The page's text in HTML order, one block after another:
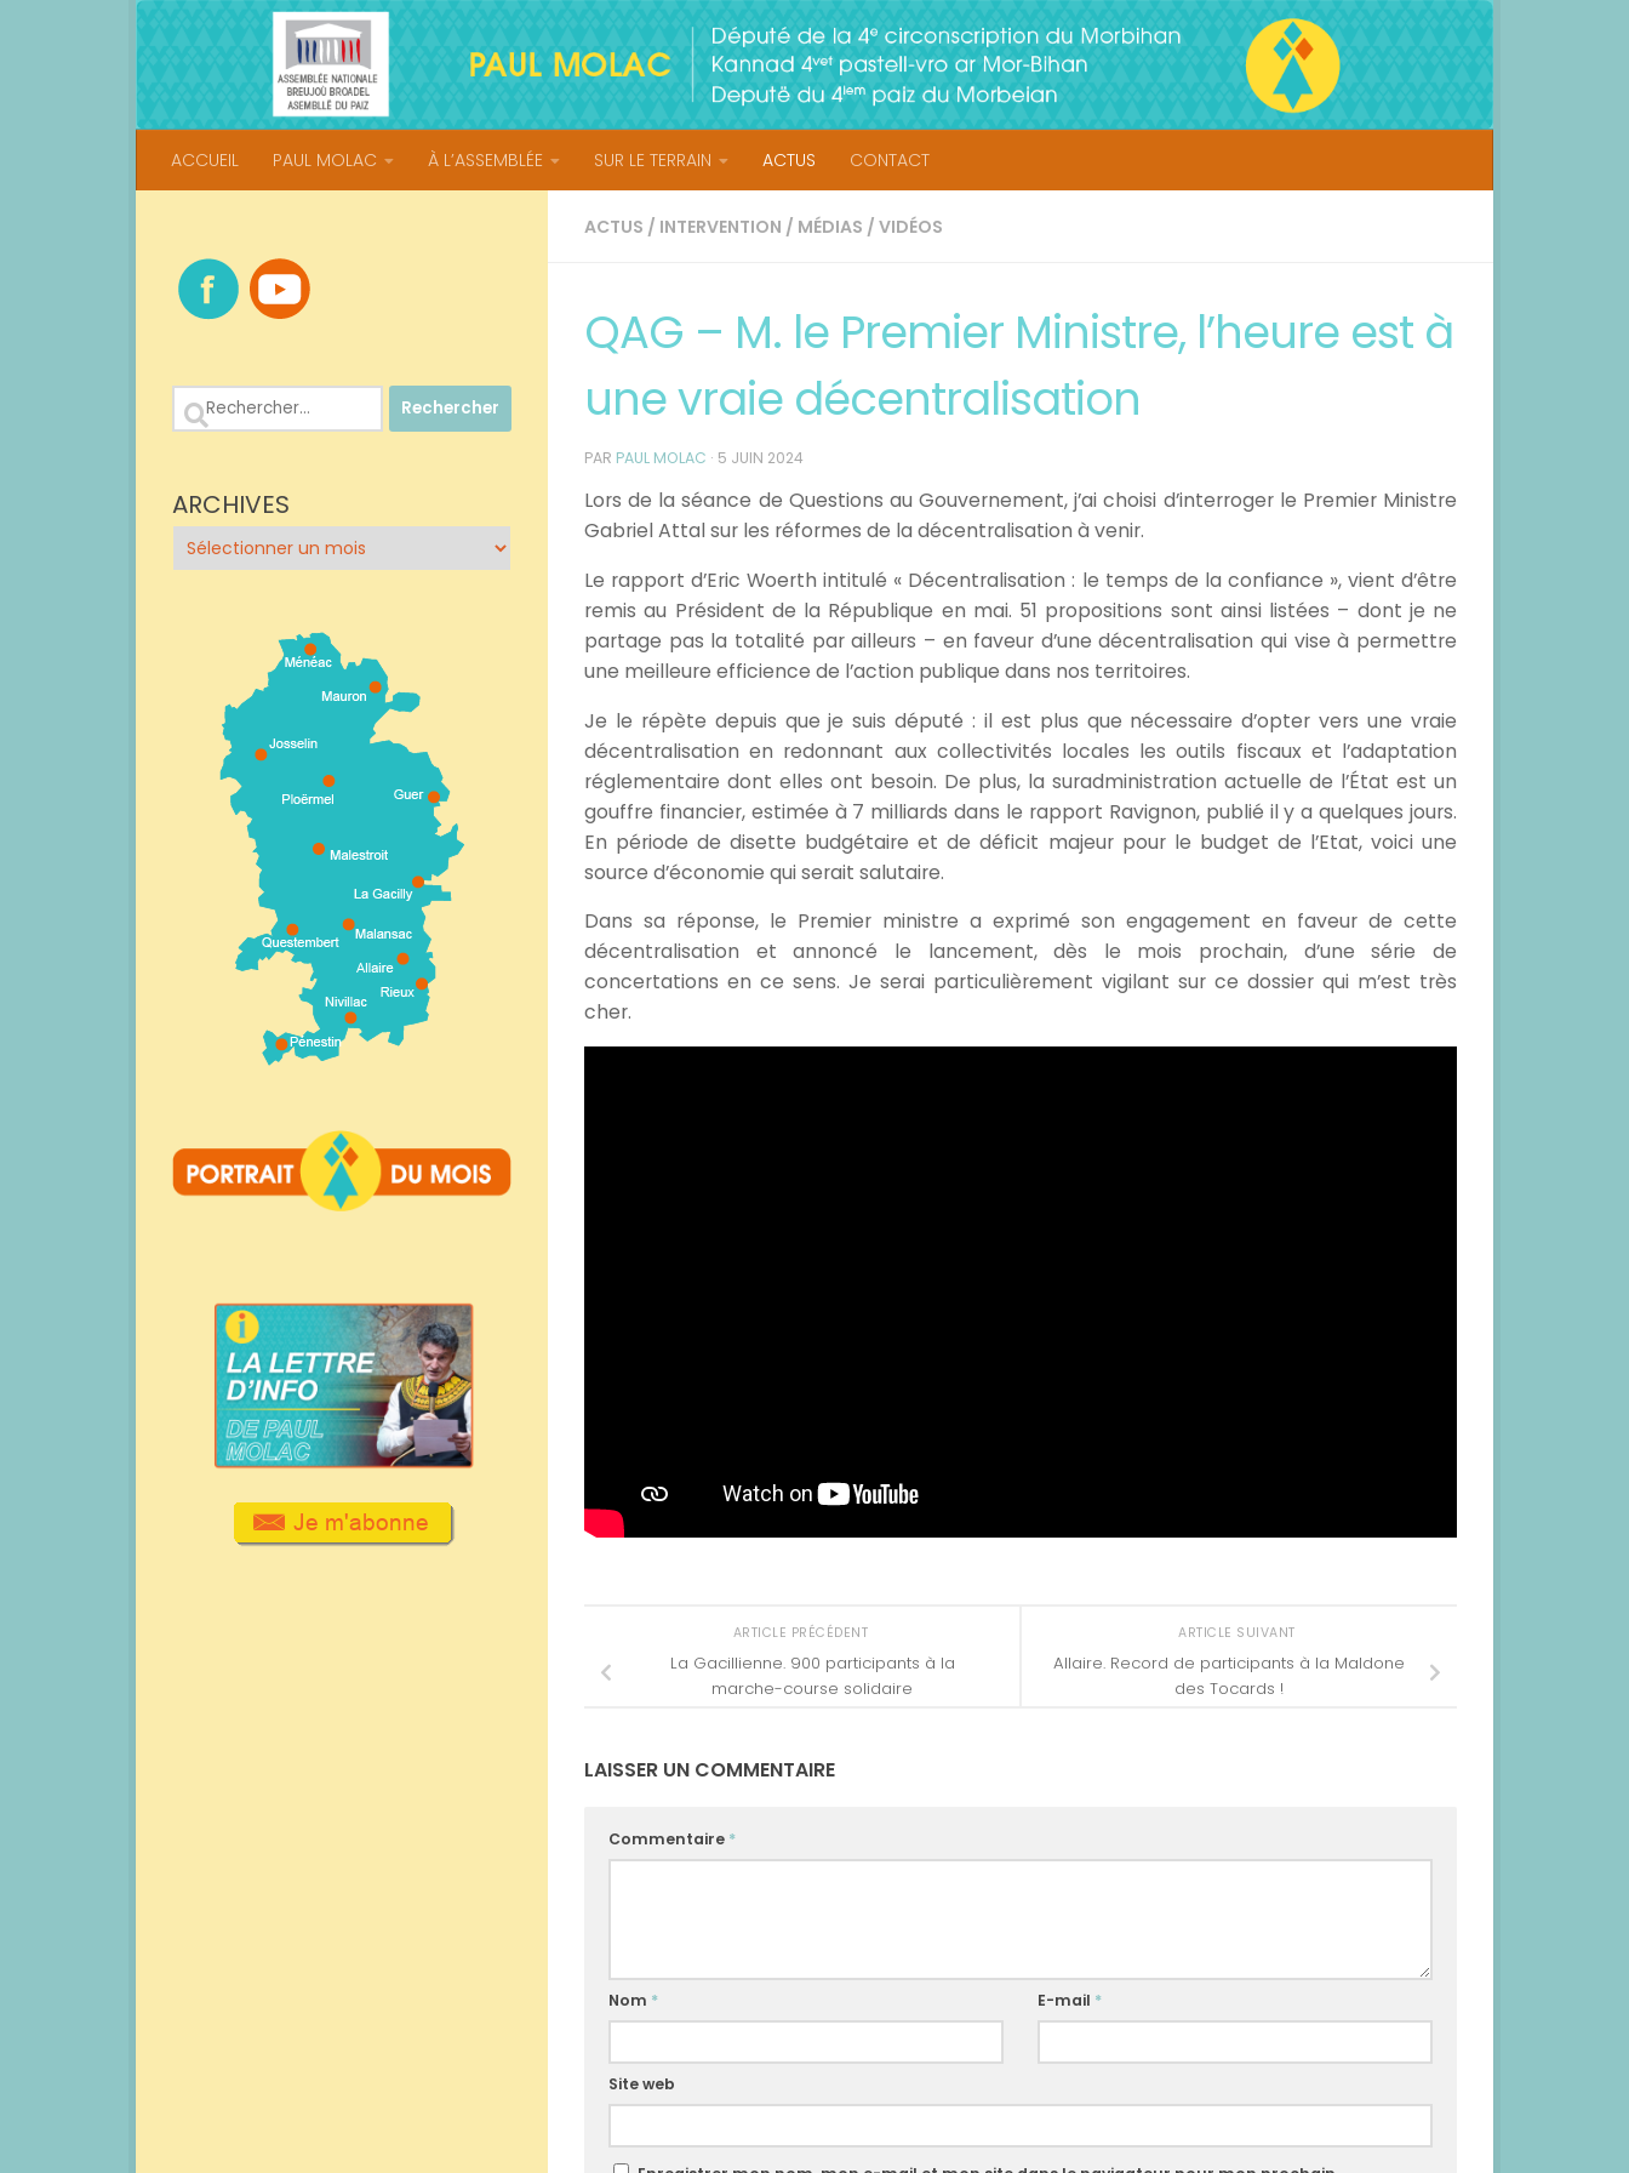
Skip to content
ACCUEIL PAUL MOLAC À L’ASSEMBLÉE SUR LE TERRAIN ACTUS CONTACT
ACTUS / INTERVENTION / MÉDIAS / VIDÉOS
QAG – M. le Premier Ministre, l’heure est à
une vraie décentralisation
PAR PAUL MOLAC · 5 JUIN 2024
Lors de la séance de Questions au Gouvernement, j’ai choisi d’interroger le Premier Ministre
Gabriel Attal sur les réformes de la décentralisation à venir.
Le rapport d’Eric Woerth intitulé « Décentralisation : le temps de la confiance », vient d’être
remis au Président de la République en mai. 51 propositions sont ainsi listées – dont je ne
partage pas la totalité par ailleurs – en faveur d’une décentralisation qui vise à permettre
une meilleure efficience de l’action publique dans nos territoires.
Je le répète depuis que je suis député : il est plus que nécessaire d’opter vers une vraie
décentralisation en redonnant aux collectivités locales les outils fiscaux et l’adaptation
réglementaire dont elles ont besoin. De plus, la suradministration actuelle de l’État est un
gouffre financier, estimée à 7 milliards dans le rapport Ravignon, publié il y a quelques jours.
En période de disette budgétaire et de déficit majeur pour le budget de l’Etat, voici une
source d’économie qui serait salutaire.
Dans sa réponse, le Premier ministre a exprimé son engagement en faveur de cette
décentralisation et annoncé le lancement, dès le mois prochain, d’une série de
concertations en ce sens. Je serai particulièrement vigilant sur ce dossier qui m’est très
cher.
ARTICLE SUIVANT
Allaire. Record de participants à la Maldone
des Tocards !
ARTICLE PRÉCÉDENT
La Gacillienne. 900 participants à la
marche-course solidaire
LAISSER UN COMMENTAIRE
Commentaire *
Nom * E-mail *
Site web
Rechercher :
ARCHIVES
Archives